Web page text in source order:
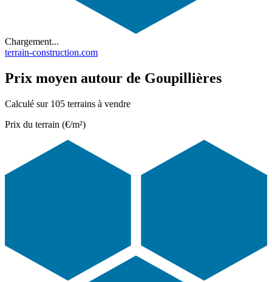
Chargement...
terrain-construction.com
Prix moyen autour de Goupillières
Calculé sur 105 terrains à vendre
Prix du terrain (€/m²)